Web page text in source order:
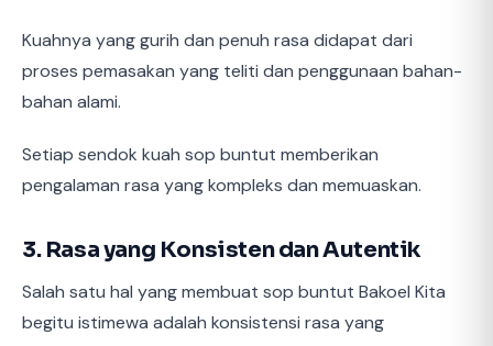
Kuahnya yang gurih dan penuh rasa didapat dari
proses pemasakan yang teliti dan penggunaan bahan-
bahan alami.
Setiap sendok kuah sop buntut memberikan
pengalaman rasa yang kompleks dan memuaskan.
3. Rasa yang Konsisten dan Autentik
Salah satu hal yang membuat sop buntut Bakoel Kita
begitu istimewa adalah konsistensi rasa yang